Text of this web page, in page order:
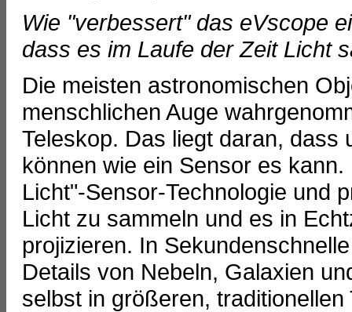
Wie "verbessert" das eVscope
dass es im Laufe der Zeit Licht
Die meisten astronomischen
menschlichen Auge
Teleskop. Das liegt daran, dass
können wie ein Sensor es
Licht"-Sensor-Technologie und
Licht zu sammeln und es in
projizieren. In
Details von Nebeln, Galaxien
selbst in größeren,